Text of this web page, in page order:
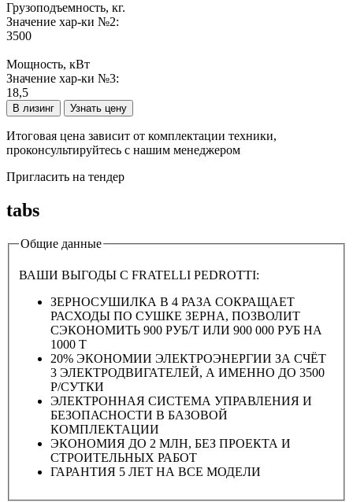
Грузоподъемность, кг.
Значение хар-ки №2:
3500
Мощность, кВт
Значение хар-ки №3:
18,5
В лизинг Узнать цену
Итоговая цена зависит от комплектации техники,
проконсультируйтесь с нашим менеджером
Пригласить на тендер
tabs
Общие данные
ВАШИ ВЫГОДЫ С FRATELLI PEDROTTI:
ЗЕРНОСУШИЛКА В 4 РАЗА СОКРАЩАЕТ
РАСХОДЫ ПО СУШКЕ ЗЕРНА, ПОЗВОЛИТ
СЭКОНОМИТЬ 900 РУБ/Т ИЛИ 900 000 РУБ НА
1000 Т
20% ЭКОНОМИИ ЭЛЕКТРОЭНЕРГИИ ЗА СЧЁТ
3 ЭЛЕКТРОДВИГАТЕЛЕЙ, А ИМЕННО ДО 3500
Р/СУТКИ
ЭЛЕКТРОННАЯ СИСТЕМА УПРАВЛЕНИЯ И
БЕЗОПАСНОСТИ В БАЗОВОЙ
КОМПЛЕКТАЦИИ
ЭКОНОМИЯ ДО 2 МЛН, БЕЗ ПРОЕКТА И
СТРОИТЕЛЬНЫХ РАБОТ
ГАРАНТИЯ 5 ЛЕТ НА ВСЕ МОДЕЛИ